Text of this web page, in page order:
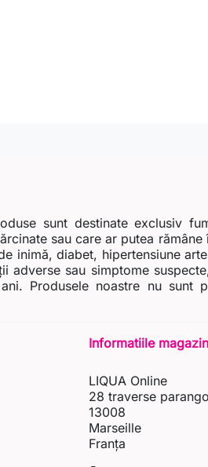
sunt destinate exclusiv
sau care ar putea rămâne
inimă, diabet, hipertensiune
adverse sau simptome
Produsele noastre nu sunt
Informatiile
LIQUA Online
28 traverse
13008
Marseille
Franța